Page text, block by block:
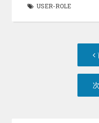
o
USER-ROLE